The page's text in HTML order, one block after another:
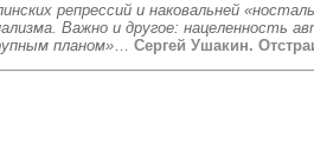
репрессий и наковальней
Важно и другое: нацеленность
планом»… Сергей Ушакин.